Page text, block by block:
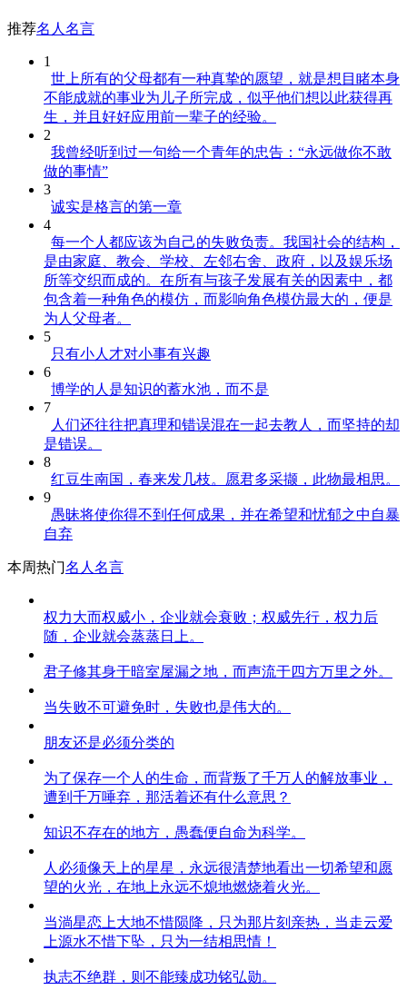
推荐名人名言
1
世上所有的父母都有一种真挚的愿望，就是想目睹本身
不能成就的事业为儿子所完成，似乎他们想以此获得再
生，并且好好应用前一辈子的经验。
2
我曾经听到过一句给一个青年的忠告：“永远做你不敢
做的事情”
3
诚实是格言的第一章
4
每一个人都应该为自己的失败负责。我国社会的结构，
是由家庭、教会、学校、左邻右舍、政府，以及娱乐场
所等交织而成的。在所有与孩子发展有关的因素中，都
包含着一种角色的模仿，而影响角色模仿最大的，便是
为人父母者。
5
只有小人才对小事有兴趣
6
博学的人是知识的蓄水池，而不是
7
人们还往往把真理和错误混在一起去教人，而坚持的却
是错误。
8
红豆生南国，春来发几枝。愿君多采撷，此物最相思。
9
愚昧将使你得不到任何成果，并在希望和忧郁之中自暴
自弃
本周热门名人名言
权力大而权威小，企业就会衰败；权威先行，权力后
随，企业就会蒸蒸日上。
君子修其身于暗室屋漏之地，而声流于四方万里之外。
当失败不可避免时，失败也是伟大的。
朋友还是必须分类的
为了保存一个人的生命，而背叛了千万人的解放事业，
遭到千万唾弃，那活着还有什么意思？
知识不存在的地方，愚蠢便自命为科学。
人必须像天上的星星，永远很清楚地看出一切希望和愿
望的火光，在地上永远不熄地燃烧着火光。
当淌星恋上大地不惜陨降，只为那片刻亲热，当走云爱
上源水不惜下坠，只为一结相思情！
执志不绝群，则不能臻成功铭弘勋。